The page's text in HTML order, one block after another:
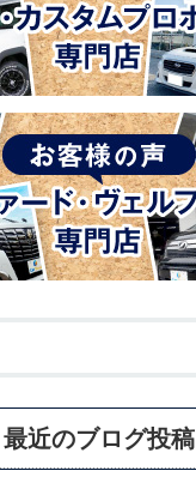
最近のブログ投稿